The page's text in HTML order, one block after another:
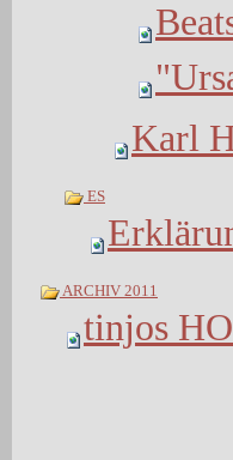
Karl
ES
ARCHIV 2011
tinjos